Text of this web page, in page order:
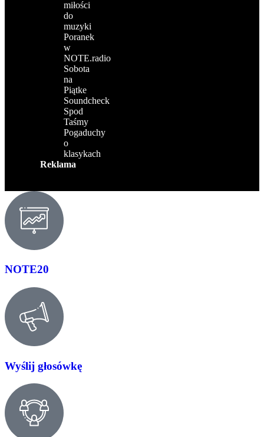
miłości
do
muzyki
Poranek
w
NOTE.radio
Sobota
na
Piątke
Soundcheck
Spod
Taśmy
Pogaduchy
o
klasykach
Reklama
NOTE20
Wyślij głosówkę